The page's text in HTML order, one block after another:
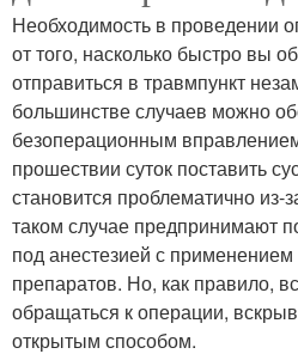
Необходимость в проведении
от того, насколько быстро вы
отправиться в травмпункт
большинстве случаев можно
безоперационным
прошествии суток поставить
становится проблематично
таком случае предпринимают
под анестезией с
препаратов. Но, как правило,
обращаться к операции,
открытым способом.